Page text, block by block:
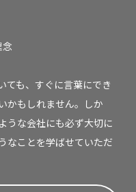
ても、すぐに言葉にでき
かもしれません。しか
うな会社にも必ず大切に
なことを学ばせていただ